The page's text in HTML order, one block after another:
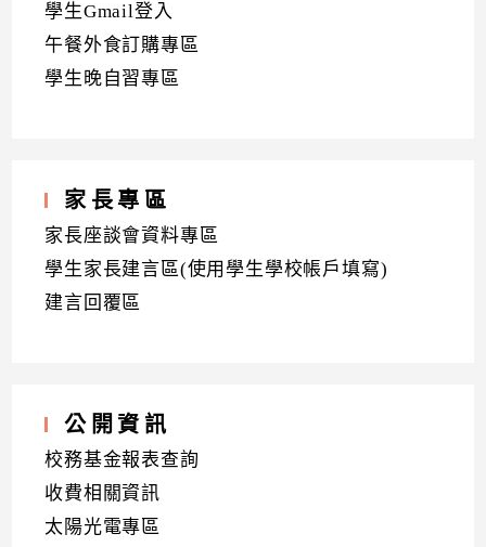
學生Gmail登入
午餐外食訂購專區
學生晚自習專區
家長專區
家長座談會資料專區
學生家長建言區(使用學生學校帳戶填寫)
建言回覆區
公開資訊
校務基金報表查詢
收費相關資訊
太陽光電專區